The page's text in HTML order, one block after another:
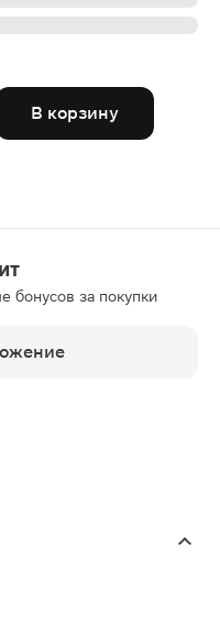
В корзину
бонусов за покупки